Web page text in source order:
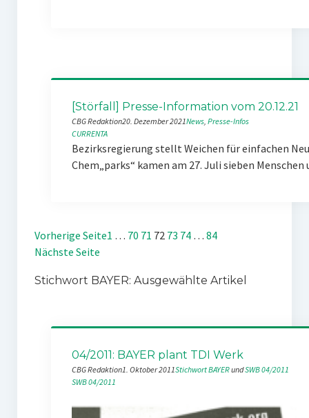
[Störfall] Presse-Information vom 20.12.21
CBG Redaktion20. Dezember 2021News, Presse-Infos
CURRENTA
Bezirksregierung stellt Weichen für einfachen
Chem„parks“ kamen am 27. Juli sieben
Vorherige Seite1 … 70 71 72 73 74 … 84
Nächste Seite
Stichwort BAYER: Ausgewählte Artikel
04/2011: BAYER plant TDI Werk
CBG Redaktion1. Oktober 2011Stichwort BAYER und SWB 04/2011
SWB 04/2011